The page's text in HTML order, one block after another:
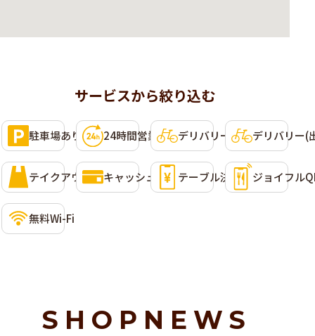
サービスから絞り込む
利用可能なサービス
選択して条件に含めることができます。複数選択可。
駐車場あり 24時間営業 デリバリー(Uber Eats)
デリバリー(
テイクアウト キャッシュレス決済テーブル決済 ジョイフル
無料Wi-Fi
SHOPNEWS